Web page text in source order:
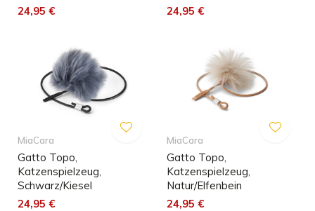
24,95 €
24,95 €
MiaCara
Gatto Topo,
Katzenspielzeug,
Schwarz/Kiesel
24,95 €
MiaCara
Gatto Topo,
Katzenspielzeug,
Natur/Elfenbein
24,95 €